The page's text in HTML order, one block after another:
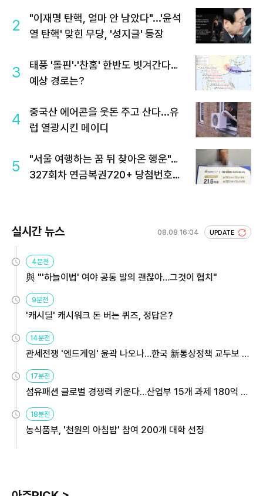
2
"이재명 탄핵, 얼마 안 남았다"...'윤석
열 탄핵' 맞힌 무당, '성지글' 등장
3
태풍 '돌핀'·'찬홈' 한반도 빗겨간다…
예상 경로는?
4
중국산 에어콘을 웃돈 주고 산다...유
럽 열광시킨 메이디
5
"서울 여행하는 꿈 뒤 찾아온 행운"…
327회차 연금복권720+ 당첨번호조
실시간 뉴스 08.08 16:04 UPDATE
4분전
與 "'하늘이법' 여야 공동 발의 괜찮아…그것이 협치"
9분전
'캐시딜' 캐시워크 돈 버는 퀴즈, 정답은?
14분전
관세전쟁 '엔드게임' 윤곽 나오나…한국 新통상정책 교두보 활
용해야
17분전
섬유패션 글로벌 경쟁력 키운다…산업부 15개 과제 180억 지
원
18분전
농식품부, '천원의 아침밥' 참여 200개 대학 선정